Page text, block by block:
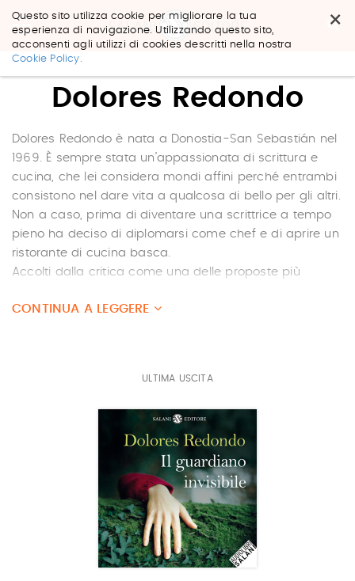
×
Questo sito utilizza cookie per migliorare la tua
esperienza di navigazione. Utilizzando questo sito,
acconsenti agli utilizzi di cookies descritti nella nostra
Cookie Policy.
Salta
navigazione
Dolores Redondo
Dolores Redondo è nata a Donostia-San Sebastián nel
1969. È sempre stata un’appassionata di scrittura e
cucina, che lei considera mondi affini perché entrambi
consistono nel dare vita a qualcosa di bello per gli altri.
Non a caso, prima di diventare una scrittrice a tempo
pieno ha deciso di diplomarsi come chef e di aprire un
ristorante di cucina basca.
Accolti dalla critica come una delle proposte più
milione di copie nella sola Spagna e sono diventati
CONTINUA A LEGGERE
ULTIMA USCITA